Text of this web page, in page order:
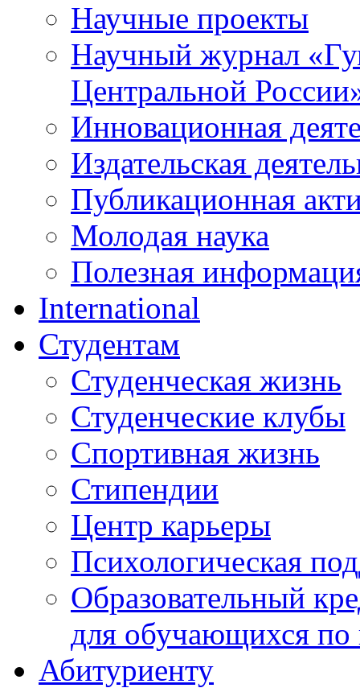
Научные проекты
Научный журнал «
Центральной
Инновационная
Издательская
Публикационная
Молодая наука
Полезная
International
Студентам
Студенческая жизнь
Студенческие клубы
Спортивная жизнь
Стипендии
Центр карьеры
Психологическая
Образовательный
для обучающихся
Абитуриенту